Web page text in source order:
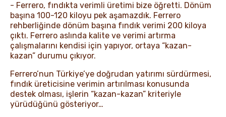
- Ferrero, fındıkta verimli üretimi bize öğretti. Dönüm
başına 100-120 kiloyu pek aşamazdık. Ferrero
rehberliğinde dönüm başına fındık verimi 200 kiloya
çıktı. Ferrero aslında kalite ve verimi artırma
çalışmalarını kendisi için yapıyor, ortaya “kazan-
kazan” durumu çıkıyor.
Ferrero’nun Türkiye’ye doğrudan yatırımı sürdürmesi,
fındık üreticisine verimin artırılması konusunda
destek olması, işlerin “kazan-kazan” kriteriyle
yürüdüğünü gösteriyor…